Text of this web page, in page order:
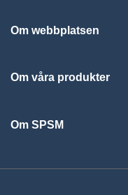
Om webbplatsen
Om våra produkter
Om SPSM